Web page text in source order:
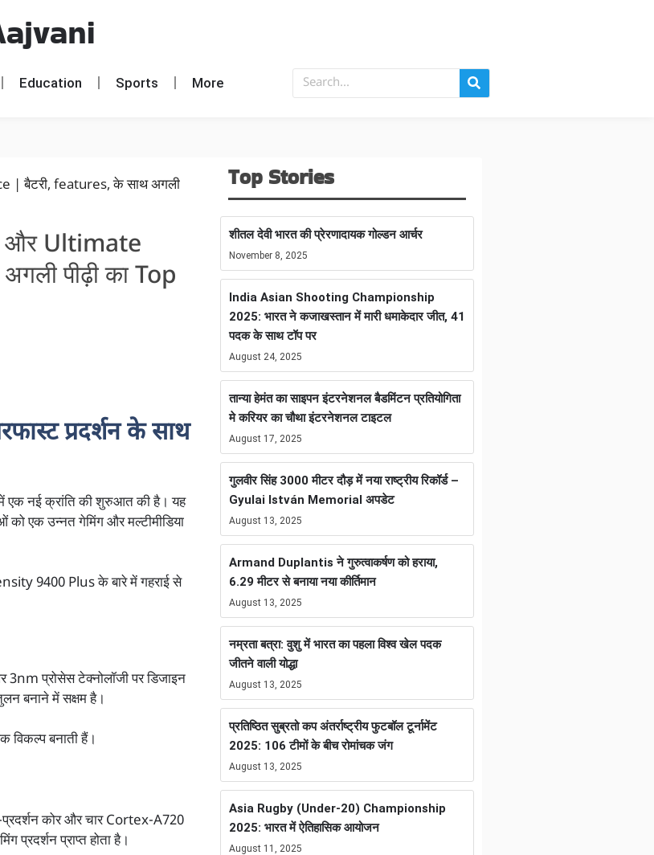
Education Sports More
और Ultimate
पीढ़ी का Top
प्रदर्शन के साथ
एक नई क्रांति की शुरुआत की है। यह
को एक उन्नत गेमिंग और मल्टीमीडिया
9400 Plus के बारे में गहराई से
प्रोसेस टेक्नोलॉजी पर डिजाइन
बनाने में सक्षम है।
विकल्प बनाती हैं।
कोर और चार Cortex-A720
प्राप्त होता है।
Top Stories
शीतल देवी भारत की प्रेरणादायक गोल्डन आर्चर
November 8, 2025
India Asian Shooting Championship
2025: भारत ने कजाखस्तान में मारी धमाकेदार जीत, 41
पदक के साथ टॉप पर
August 24, 2025
तान्या हेमंत का साइपन इंटरनेशनल बैडमिंटन प्रतियोगिता
मे करियर का चौथा इंटरनेशनल टाइटल
August 17, 2025
गुलवीर सिंह 3000 मीटर दौड़ में नया राष्ट्रीय रिकॉर्ड –
Gyulai István Memorial अपडेट
August 13, 2025
Armand Duplantis ने गुरुत्वाकर्षण को हराया,
6.29 मीटर से बनाया नया कीर्तिमान
August 13, 2025
नम्रता बत्रा: वुशु में भारत का पहला विश्व खेल पदक
जीतने वाली योद्धा
August 13, 2025
प्रतिष्ठित सुब्रतो कप अंतर्राष्ट्रीय फुटबॉल टूर्नामेंट
2025: 106 टीमों के बीच रोमांचक जंग
August 13, 2025
Asia Rugby (Under-20) Championship
2025: भारत में ऐतिहासिक आयोजन
August 11, 2025